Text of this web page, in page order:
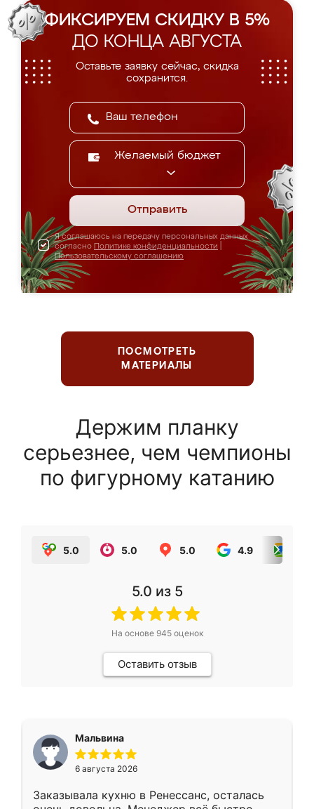
ФИКСИРУЕМ СКИДКУ В 5%
ДО КОНЦА АВГУСТА
Оставьте заявку сейчас, скидка
сохранится.
Желаемый бюджет
Отправить
Я соглашаюсь на передачу персональных данных
согласно Политике конфиденциальности
Пользовательскому соглашению
ПОСМОТРЕТЬ
МАТЕРИАЛЫ
Держим планку
серьезнее, чем чемпионы
по фигурному катанию
5.0 5.0 5.0 4.9
5.0 из 5
На основе 945оценок
Оставить отзыв
Мальвина
6 августа 2026
Заказывала кухню в Ренессанс, осталась